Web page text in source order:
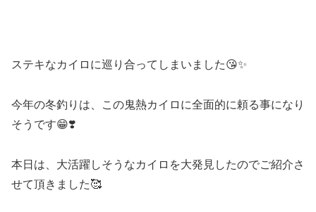
ステキなカイロに巡り合ってしまいました😘✨
今年の冬釣りは、この鬼熱カイロに全面的に頼る事になり
そうです😁❣️
本日は、大活躍しそうなカイロを大発見したのでご紹介さ
せて頂きました🥰